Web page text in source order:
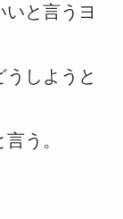
いと言うヨ
しようと
う。